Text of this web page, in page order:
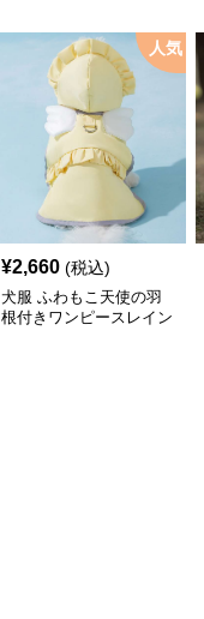
人気
¥2,660 (税込)
犬服 ふわもこ天使の羽
根付きワンピースレイン